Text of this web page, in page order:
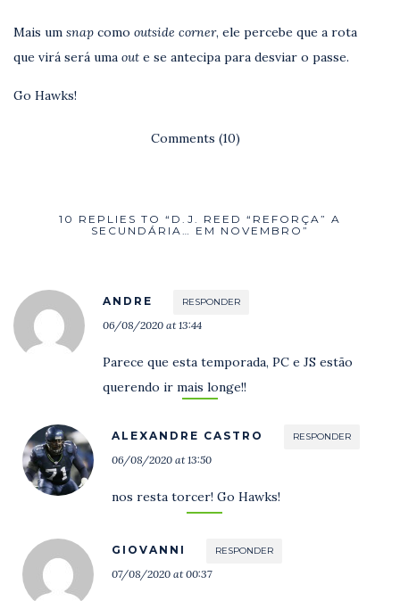
Mais um snap como outside corner, ele percebe que a rota
que virá será uma out e se antecipa para desviar o passe.
Go Hawks!
Comments (10)
10 REPLIES TO “D.J. REED “REFORÇA” A
SECUNDÁRIA… EM NOVEMBRO”
ANDRE RESPONDER
06/08/2020 at 13:44
Parece que esta temporada, PC e JS estão
querendo ir mais longe!!
ALEXANDRE CASTRO RESPONDER
06/08/2020 at 13:50
nos resta torcer! Go Hawks!
GIOVANNI RESPONDER
07/08/2020 at 00:37